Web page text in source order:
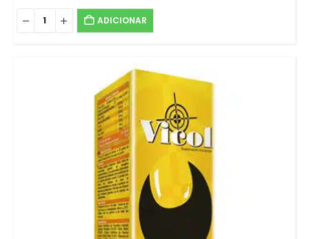
ADICIONAR